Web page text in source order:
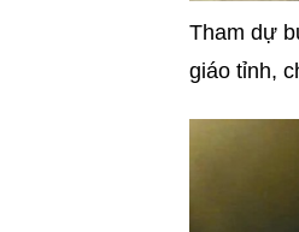
Tham dự
giáo tỉnh,